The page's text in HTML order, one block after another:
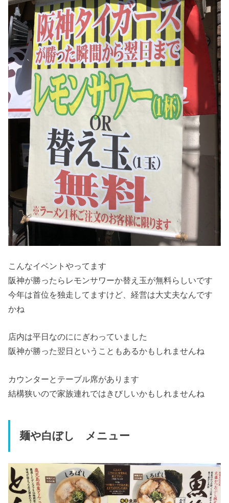
こんなイベントやってます
阪神が勝ったらレモンサワーか替え玉が無料らしいです
今年は首位を独走してますけど、経営は大丈夫なんです
かね
店内は平日なのににぎわっていました
阪神が勝った翌日ということもあるかもしれませんね
カウンターとテーブル席があります
結構狭いので家族連れではきびしいかもしれませんね
麺や白ぼし メニュー